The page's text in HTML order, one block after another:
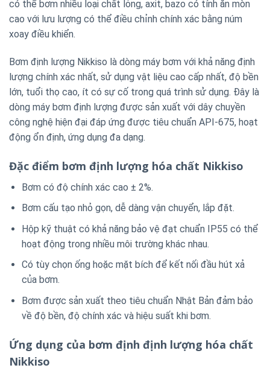
có thể bơm nhiều loại chất lỏng, axit, bazo có tính ăn mòn
cao với lưu lượng có thể điều chỉnh chính xác bằng núm
xoay điều khiển.
Bơm định lượng Nikkiso là dòng máy bơm với khả năng định
lượng chính xác nhất, sử dụng vật liệu cao cấp nhất, độ bền
lớn, tuổi thọ cao, ít có sự cố trong quá trình sử dụng. Đây là
dòng máy bơm định lượng được sản xuất với dây chuyền
công nghệ hiện đại đáp ứng được tiêu chuẩn API-675, hoạt
động ổn định, ứng dụng đa dạng.
Đặc điểm bơm định lượng hóa chất Nikkiso
Bơm có độ chính xác cao ± 2%.
Bơm cấu tạo nhỏ gọn, dễ dàng vận chuyển, lắp đặt.
Hộp kỹ thuật có khả năng bảo vệ đạt chuẩn IP55 có thể
hoạt động trong nhiều môi trường khác nhau.
Có tùy chọn ống hoặc mặt bích để kết nối đầu hút xả
của bơm.
Bơm được sản xuất theo tiêu chuẩn Nhật Bản đảm bảo
về độ bền, độ chính xác và hiệu suất khi bơm.
Ứng dụng của bơm định định lượng hóa chất
Nikkiso